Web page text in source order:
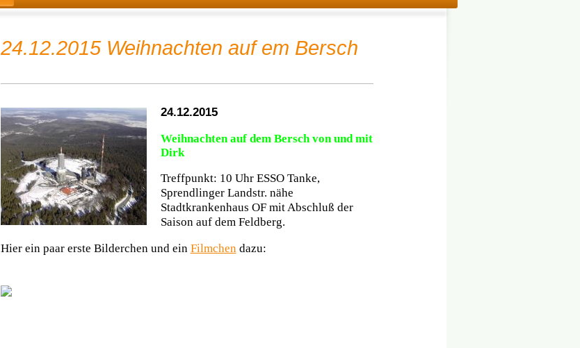
24.12.2015 Weihnachten auf em Bersch
24.12.2015
Weihnachten auf dem Bersch von und mit
Dirk
Treffpunkt: 10 Uhr ESSO Tanke,
Sprendlinger Landstr. nähe
Stadtkrankenhaus OF mit Abschluß der
Saison auf dem Feldberg.
Hier ein paar erste Bilderchen und ein Filmchendazu: